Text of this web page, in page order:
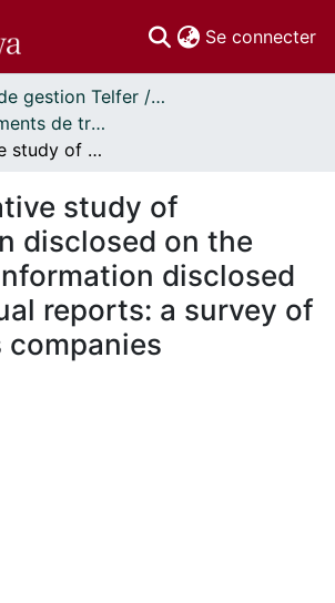
Se connecter
École de gestion Telfer // Telfer School of Management
Telfer - Documents de travail // Telfer - Working Papers
A comparative study of information disclosed on the Web with information disclosed in the annual reports: a survey of Canadians companies
study of
disclosed on the
disclosed
reports: a survey of
companies